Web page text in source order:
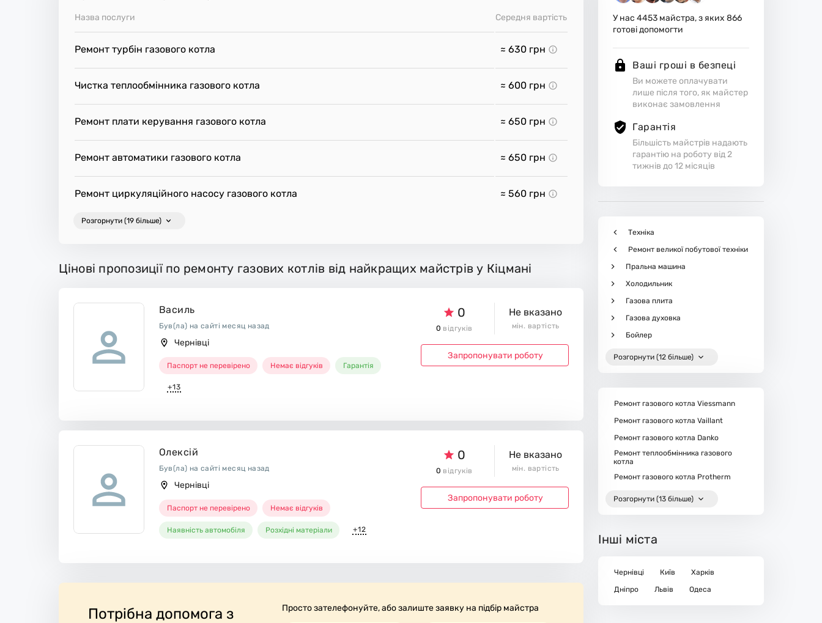
У нас4453 майстра, з яких866
готові допомогти
Ваші гроші в безпеці
Ви можете оплачувати
лише після того, як майстер
виконає замовлення
Гарантія
Більшість майстрів надають
гарантію на роботу від 2
тижнів до 12 місяців
Техніка
Ремонт великої побутової техніки
Пральна машина
Холодильник
Газова плита
Газова духовка
Бойлер
Розгорнути (12 більше)
Ремонт газового котла Viessmann
Ремонт газового котла Vaillant
Ремонт газового котла Danko
Ремонт теплообмінника газового
котла
Ремонт газового котла Protherm
Розгорнути (13 більше)
Інші міста
Чернівці Київ
Харків
Дніпро
Львів Одеса
Назва послуги Середня вартість
Ремонт турбін газового котла ≈ 630 грн
Чистка теплообмінника газового котла ≈ 600 грн
Ремонт плати керування газового котла ≈ 650 грн
Ремонт автоматики газового котла ≈ 650 грн
Ремонт циркуляційного насосу газового котла ≈ 560 грн
Розгорнути (19 більше)
Цінові пропозиції по ремонту газових котлів від найкращих майстрів у Кіцмані
Василь
Був(ла) на сайті месяц назад
Чернівці
Паспорт не перевірено Немає відгуків Гарантія
+13
0
0 відгуків
Не вказано
мін. вартість
Запропонувати роботу
Олексій
Був(ла) на сайті месяц назад
Чернівці
Паспорт не перевірено Немає відгуків
Наявність автомобіля Розхідні матеріали +12
0
0 відгуків
Не вказано
мін. вартість
Запропонувати роботу
Потрібна допомога з
Просто зателефонуйте, або залиште заявку на підбір майстра